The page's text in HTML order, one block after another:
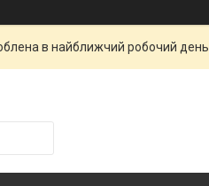
в найближчий робочий день.